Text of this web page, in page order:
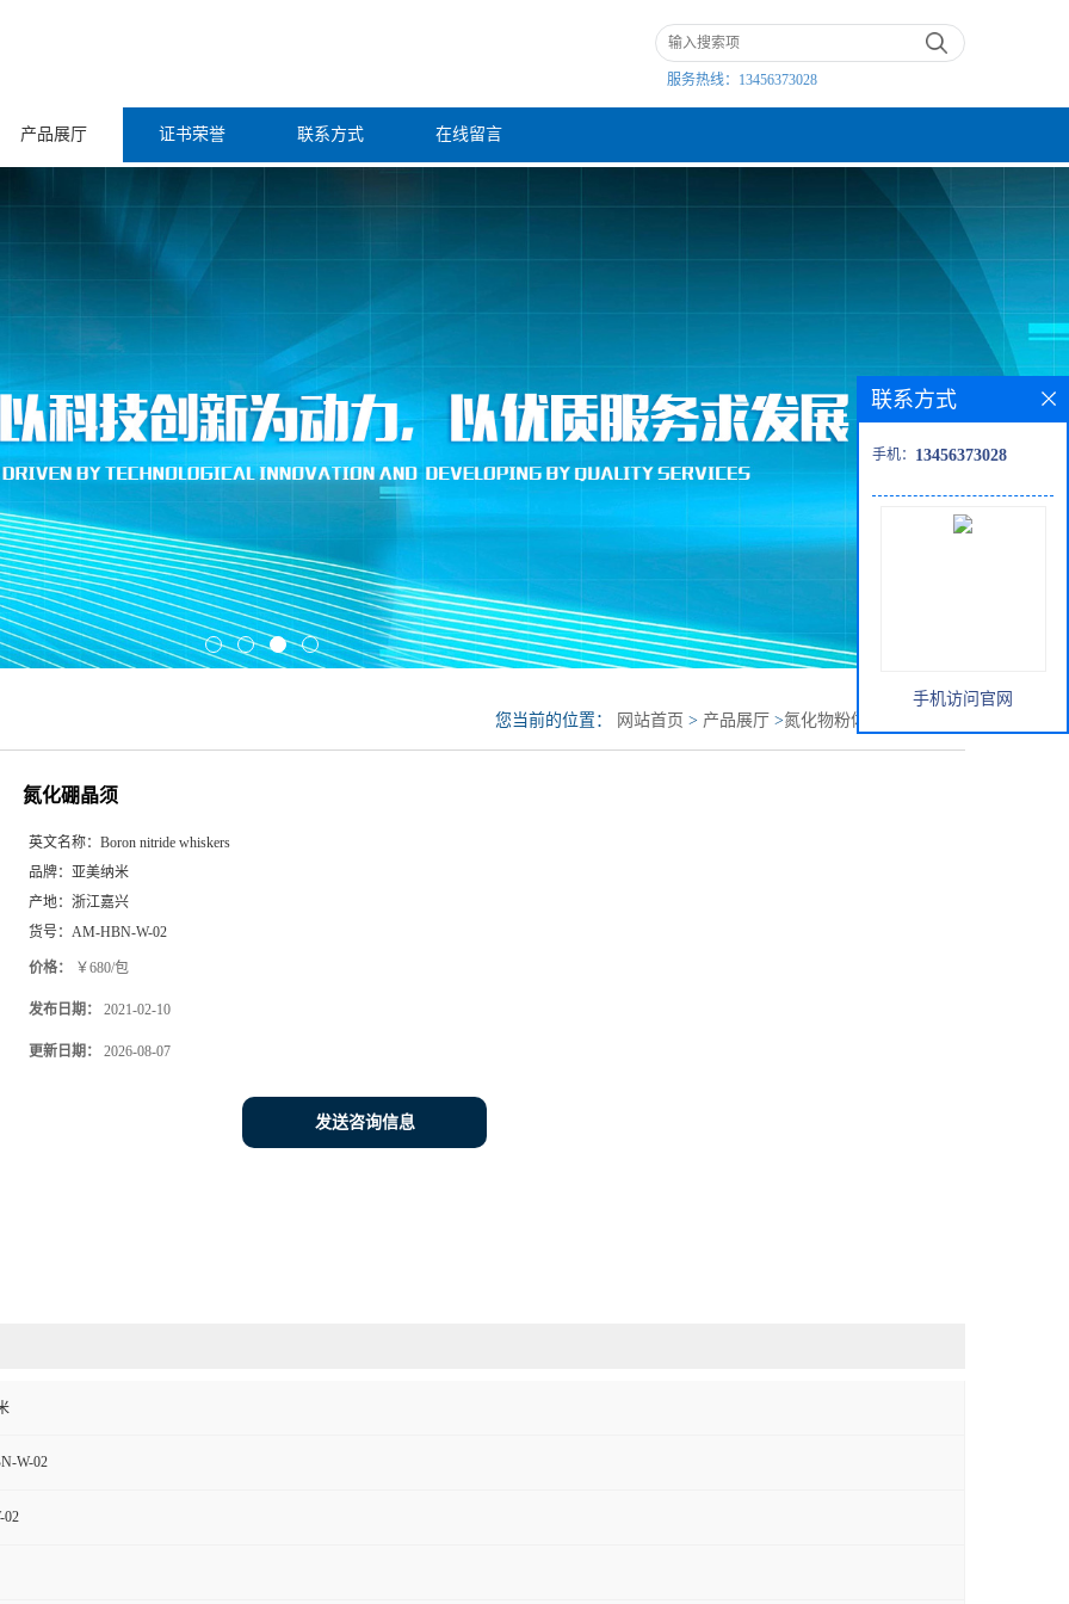
服务热线： 13456373028
产品展厅 证书荣誉 联系方式 在线留言
您当前的位置： 网站首页 > 产品展厅 >氮化物粉体
氮化硼晶须
英文名称： Boron nitride whiskers
品牌： 亚美纳米
产地： 浙江嘉兴
货号： AM-HBN-W-02
价格： ￥680/包
发布日期： 2021-02-10
更新日期： 2026-08-07
发送咨询信息
W-02
02
联系方式
手机： 13456373028
手机访问官网